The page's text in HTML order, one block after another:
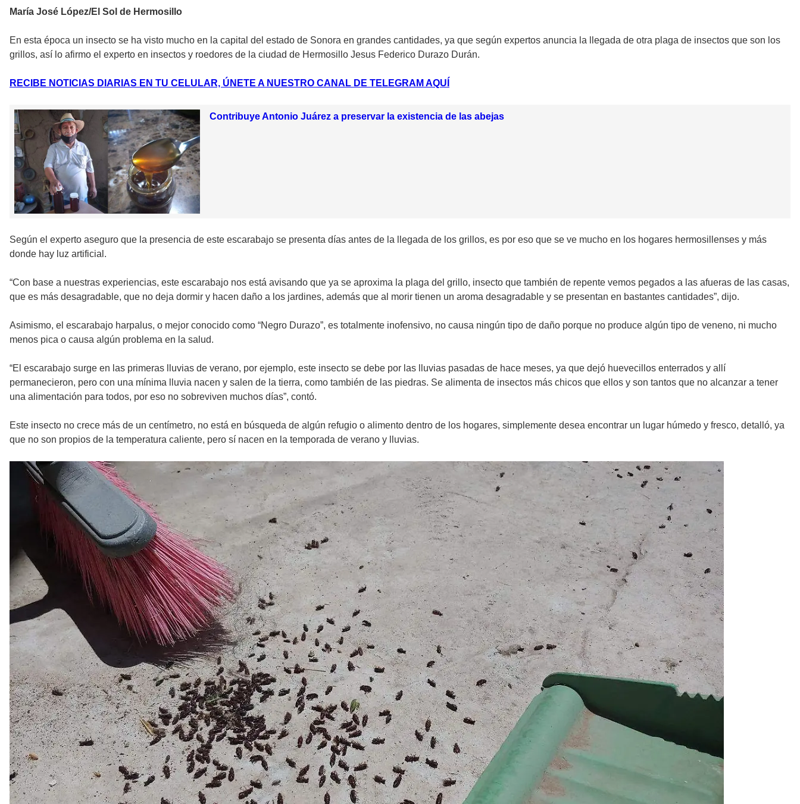
María José López/El Sol de Hermosillo
En esta época un insecto se ha visto mucho en la capital del estado de Sonora en grandes cantidades, ya que según expertos anuncia la llegada de otra plaga de insectos que son los
grillos, así lo afirmo el experto en insectos y roedores de la ciudad de Hermosillo Jesus Federico Durazo Durán.
RECIBE NOTICIAS DIARIAS EN TU CELULAR, ÚNETE A NUESTRO CANAL DE TELEGRAM AQUÍ
Contribuye Antonio Juárez a preservar la existencia de las abejas
Según el experto aseguro que la presencia de este escarabajo se presenta días antes de la llegada de los grillos, es por eso que se ve mucho en los hogares hermosillenses y más
donde hay luz artificial.
“Con base a nuestras experiencias, este escarabajo nos está avisando que ya se aproxima la plaga del grillo, insecto que también de repente vemos pegados a las afueras de las casas,
que es más desagradable, que no deja dormir y hacen daño a los jardines, además que al morir tienen un aroma desagradable y se presentan en bastantes cantidades”, dijo.
Asimismo, el escarabajo harpalus, o mejor conocido como “Negro Durazo”, es totalmente inofensivo, no causa ningún tipo de daño porque no produce algún tipo de veneno, ni mucho
menos pica o causa algún problema en la salud.
“El escarabajo surge en las primeras lluvias de verano, por ejemplo, este insecto se debe por las lluvias pasadas de hace meses, ya que dejó huevecillos enterrados y allí
permanecieron, pero con una mínima lluvia nacen y salen de la tierra, como también de las piedras. Se alimenta de insectos más chicos que ellos y son tantos que no alcanzar a tener
una alimentación para todos, por eso no sobreviven muchos días”, contó.
Este insecto no crece más de un centímetro, no está en búsqueda de algún refugio o alimento dentro de los hogares, simplemente desea encontrar un lugar húmedo y fresco, detalló, ya
que no son propios de la temperatura caliente, pero sí nacen en la temporada de verano y lluvias.